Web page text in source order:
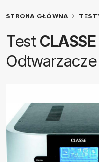
STRONA GŁÓWNA
Test CLASSE
Odtwarzacze